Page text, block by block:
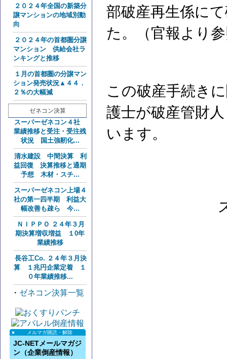
２０２４年全国の新築分
譲マンションの地域別動
向
２０２４年の首都圏分譲
マンション 供給会社ラ
ンキングと推移
１月の首都圏の分譲マン
ション発売状況▲４４．
２％の大幅減
ゼネコン決算
スーパーゼネコン４社
業績推移と受注・受注残
状況 国土強靭化...
清水建設 中間決算 利
益回復 決算推移と通期
予想 木材・スチ...
スーパーゼネコン上場４
社の第一四半期 利益大
幅改善も疎ら 今...
ＮＩＰＰＯ ２４年３月
期決算増収増益 １0年
業績推移
長谷工Co. ２４年３月決
算 １兆円企業定着 １
０年業績推移...
・ ゼネコン決算一覧
メルマガ購読・解除
JC-NETメールマガジ
ン（企業倒産情報）
部破産再生係に
た。（官報より
この破産手続き
護士が破産管財
います。